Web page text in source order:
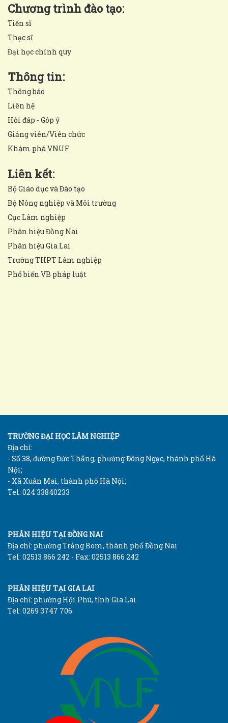
Chương trình đào tạo:
Tiến sĩ
Thạc sĩ
Đại học chính quy
Thông tin:
Thông báo
Liên hệ
Hỏi đáp - Góp ý
Giảng viên/Viên chức
Khám phá VNUF
Liên kết:
Bộ Giáo dục và Đào tạo
Bộ Nông nghiệp và Môi trường
Cục Lâm nghiệp
Phân hiệu Đồng Nai
Phân hiệu Gia Lai
Trường THPT Lâm nghiệp
Phổ biến VB pháp luật
TRƯỜNG ĐẠI HỌC LÂM NGHIỆP
Địa chỉ:
- Số 38, đường Đức Thắng, phường Đông Ngạc, thành phố Hà
Nội;
- Xã Xuân Mai, thành phố Hà Nội;
Tel: 024 33840233
PHÂN HIỆU TẠI ĐỒNG NAI
Địa chỉ: phường Trảng Bom, thành phố Đồng Nai
Tel: 02513 866 242 - Fax: 02513 866 242
PHÂN HIỆU TẠI GIA LAI
Địa chỉ: phường Hội Phú, tỉnh Gia Lai
Tel: 0269 3747 706